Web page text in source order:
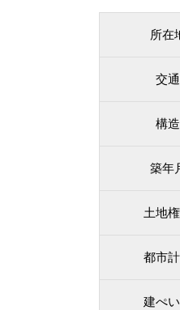
所在
交通
構造
築年
土地権
都市
建ぺ